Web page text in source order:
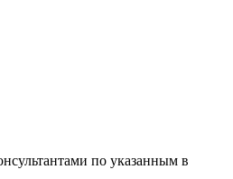
по указанным в